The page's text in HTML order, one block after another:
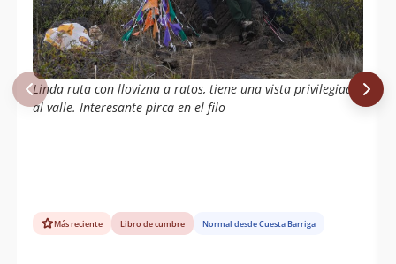
Bandera, lo que sería un error de toponimia.
Referencia
Santuario de la Naturaleza Quebrada de la
Plata. Universidad de Chile.
Linda ruta con llovizna a ratos, tiene una vista privilegiada
al valle. Interesante pirca en el filo
Más reciente Libro de cumbre Normal desde Cuesta Barriga